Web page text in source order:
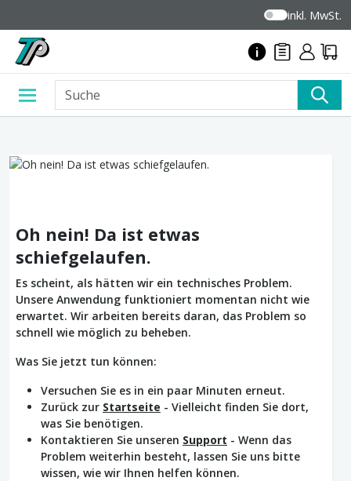
inkl. MwSt.
Oh nein! Da ist etwas
schiefgelaufen.
Es scheint, als hätten wir ein technisches Problem.
Unsere Anwendung funktioniert momentan nicht wie
erwartet. Wir arbeiten bereits daran, das Problem so
schnell wie möglich zu beheben.
Was Sie jetzt tun können:
Versuchen Sie es in ein paar Minuten erneut.
Zurück zur Startseite - Vielleicht finden Sie dort,
was Sie benötigen.
Kontaktieren Sie unseren Support - Wenn das
Problem weiterhin besteht, lassen Sie uns bitte
wissen, wie wir Ihnen helfen können.